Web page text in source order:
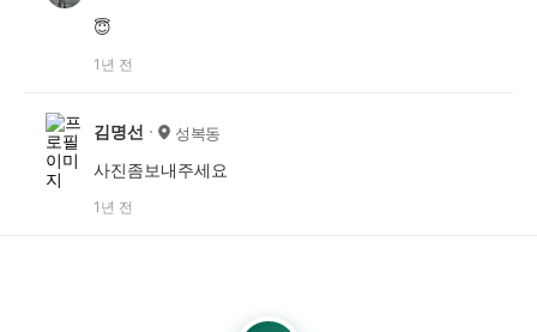
😇
1년 전
김명선 성복동
사진좀보내주세요
1년 전